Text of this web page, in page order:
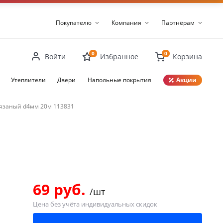
Покупателю Компания Партнёрам
Войти 0 Избранное 0 Корзина
Утеплители Двери Напольные покрытия Акции
d4мм 20м 113831
69 руб. /шт
Цена без учёта индивидуальных скидок